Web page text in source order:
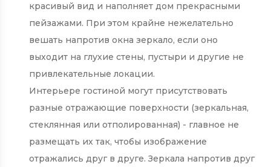
красивый вид и наполняет дом прекрасными
пейзажами. При этом крайне нежелательно
вешать напротив окна зеркало, если оно
выходит на глухие стены, пустыри и другие не
привлекательные локации.
Интерьере гостиной могут присутствовать
разные отражающие поверхности (зеркальная,
стеклянная или отполированная) - главное не
размещать их так, чтобы изображение
отражались друг в друге. Зеркала напротив друг